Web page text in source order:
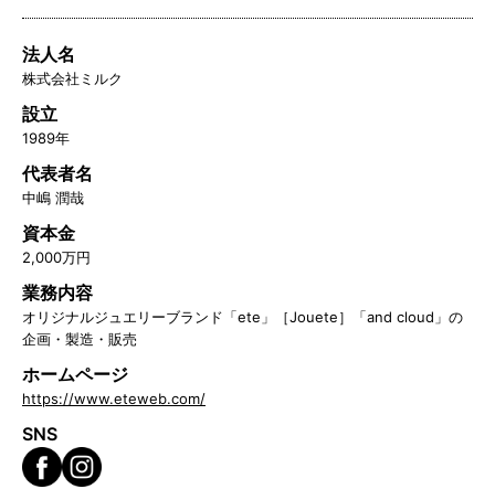
法人名
株式会社ミルク
設立
1989年
代表者名
中嶋 潤哉
資本金
2,000万円
業務内容
オリジナルジュエリーブランド「ete」［Jouete］「and cloud」の
企画・製造・販売
ホームページ
https://www.eteweb.com/
SNS